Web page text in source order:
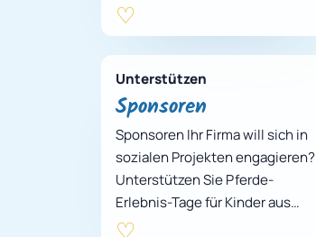
ausschließlich durch Spenden
und Sachzuw…
Unterstützen
Sponsoren
Sponsoren Ihr Firma will sich in
sozialen Projekten engagieren?
Unterstützen Sie Pferde-
Erlebnis-Tage für Kinder aus
benachteiligten Familien